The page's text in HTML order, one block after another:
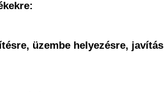
üzembe helyezésre,